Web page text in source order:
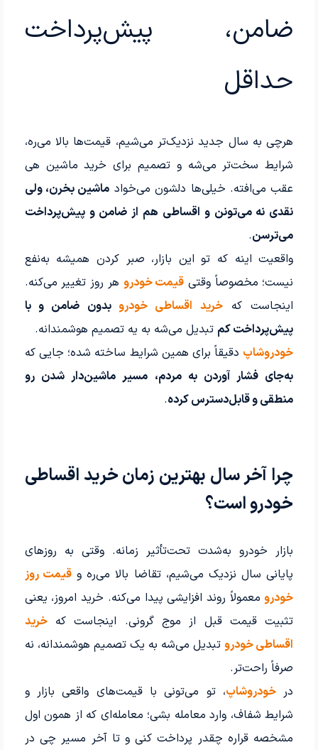
ضامن، پیش‌پرداخت
حداقل
هرچی به سال جدید نزدیک‌تر می‌شیم، قیمت‌ها بالا می‌ره،
شرایط سخت‌تر می‌شه و تصمیم برای خرید ماشین هی
عقب می‌افته. خیلی‌ها دلشون می‌خواد ماشین بخرن، ولی
نقدی نه می‌تونن و اقساطی هم از ضامن و پیش‌پرداخت
می‌ترسن.
واقعیت اینه که تو این بازار، صبر کردن همیشه به‌نفع
نیست؛ مخصوصاً وقتی قیمت خودرو هر روز تغییر می‌کنه.
اینجاست کهخرید اقساطی خودرو بدون ضامن و با
پیش‌پرداخت کم تبدیل می‌شه به یه تصمیم هوشمندانه.
خودروشاپ دقیقاً برای همین شرایط ساخته شده؛ جایی که
به‌جای فشار آوردن به مردم، مسیر ماشین‌دار شدن رو
منطقی و قابل‌دسترس کرده.
چرا آخر سال بهترین زمان خرید اقساطی
خودرو است؟
بازار خودرو به‌شدت تحت‌تأثیر زمانه. وقتی به روزهای
پایانی سال نزدیک می‌شیم، تقاضا بالا می‌ره وقیمت روز
خودرومعمولاً روند افزایشی پیدا می‌کنه. خرید امروز، یعنی
تثبیت قیمت قبل از موج گرونی. اینجاست کهخرید
اقساطی خودروتبدیل می‌شه به یک تصمیم هوشمندانه، نه
صرفاً راحت‌تر.
درخودروشاپ، تو می‌تونی با قیمت‌های واقعی بازار و
شرایط شفاف، وارد معامله بشی؛ معامله‌ای که از همون اول
مشخصه قراره چقدر پرداخت کنی و تا آخر مسیر چی در